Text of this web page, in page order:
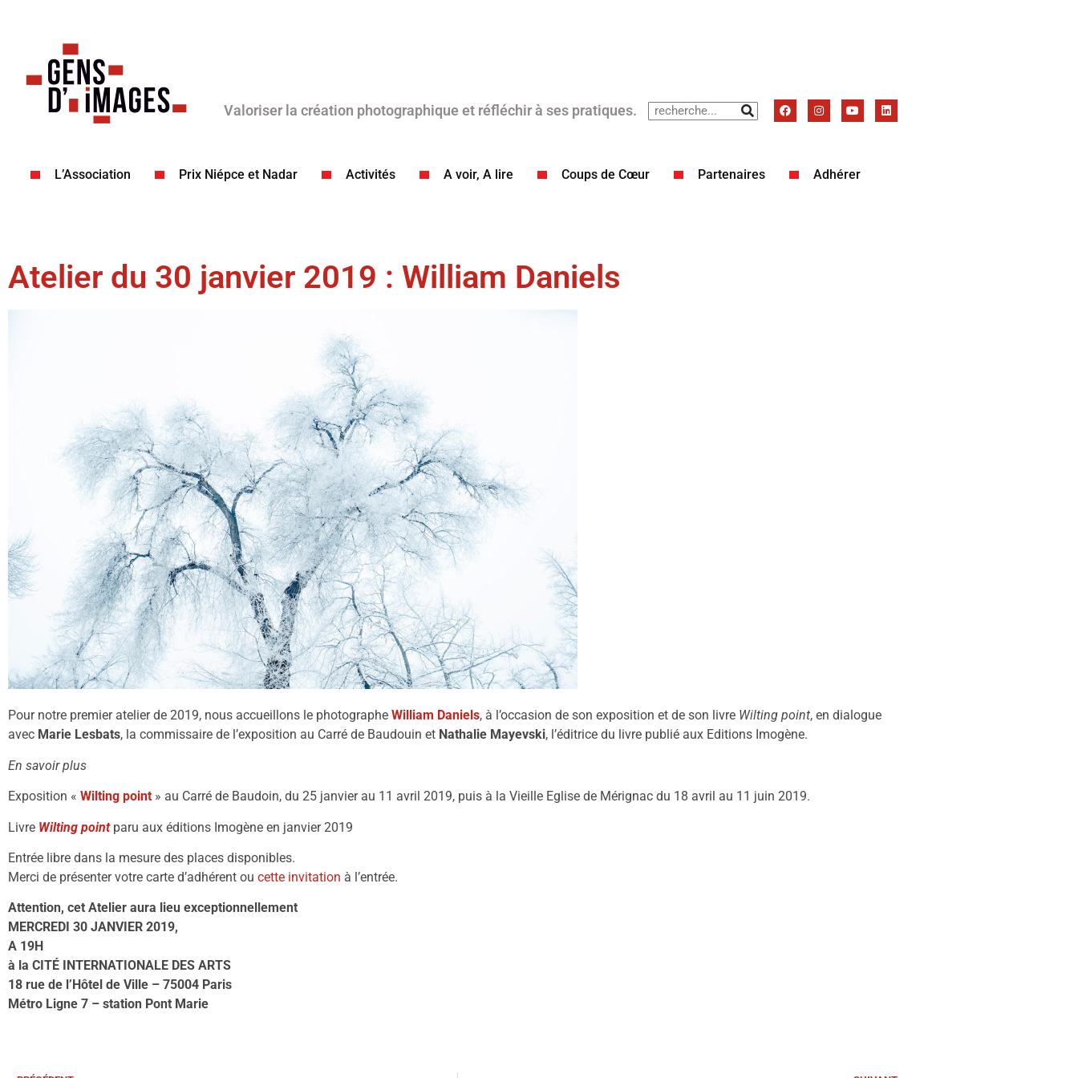
Valoriser la création photographique et réfléchir à ses pratiques.
L’Association Prix Niépce et Nadar Activités A voir, A lire Coups de Cœur​ Partenaires Adhérer
Atelier du 30 janvier 2019 : William Daniels
Pour notre premier atelier de 2019, nous accueillons le photographe William Daniels, à l’occasion de son exposition et de son livre Wilting point, en dialogue
avec Marie Lesbats, la commissaire de l’exposition au Carré de Baudouin et Nathalie Mayevski, l’éditrice du livre publié aux Editions Imogène.
En savoir plus
Exposition « Wilting point » au Carré de Baudoin, du 25 janvier au 11 avril 2019, puis à la Vieille Eglise de Mérignac du 18 avril au 11 juin 2019.
Livre Wilting pointparu aux éditions Imogène en janvier 2019
Entrée libre dans la mesure des places disponibles.
Merci de présenter votre carte d’adhérent ou cette invitation à l’entrée.
Attention, cet Atelier aura lieu exceptionnellement
MERCREDI 30 JANVIER 2019,
A 19H
à la CITÉ INTERNATIONALE DES ARTS
18 rue de l’Hôtel de Ville – 75004 Paris
Métro Ligne 7 – station Pont Marie